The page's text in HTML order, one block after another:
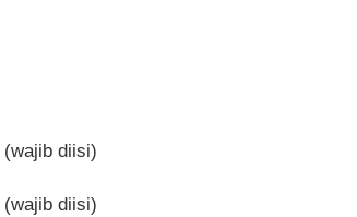
(wajib diisi)
(wajib diisi)